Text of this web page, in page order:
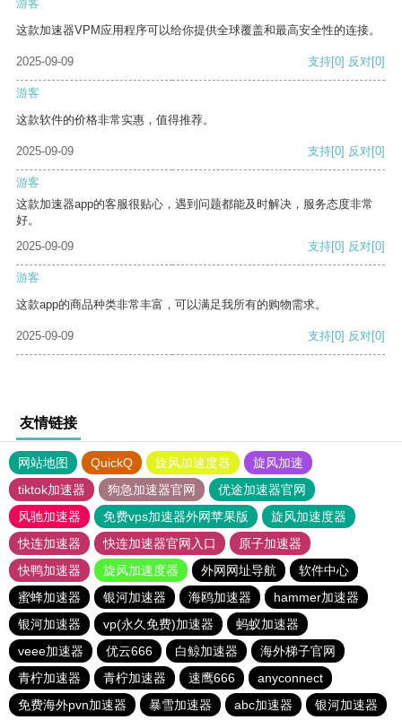
游客
这款加速器VPM应用程序可以给你提供全球覆盖和最高安全性的连接。
2025-09-09 支持[0] 反对[0]
游客
这款软件的价格非常实惠，值得推荐。
2025-09-09 支持[0] 反对[0]
游客
这款加速器app的客服很贴心，遇到问题都能及时解决，服务态度非常
好。
2025-09-09
支持[0] 反对[0]
游客
这款app的商品种类非常丰富，可以满足我所有的购物需求。
2025-09-09 支持[0] 反对[0]
友情链接
网站地图 QuickQ 旋风加速度器
旋风加速
tiktok加速器
狗急加速器官网
优途加速器官网
风驰加速器
免费vps加速器外网苹果版
旋风加速度器
快连加速器
快连加速器官网入口
原子加速器
快鸭加速器
旋风加速度器 外网网址导航
软件中心
蜜蜂加速器
银河加速器 海鸥加速器
hammer加速器
银河加速器
vp(永久免费)加速器
蚂蚁加速器
veee加速器
优云666 白鲸加速器
海外梯子官网
青柠加速器
青柠加速器 速鹰666
anyconnect
免费海外pvn加速器
暴雪加速器 abc加速器 银河加速器